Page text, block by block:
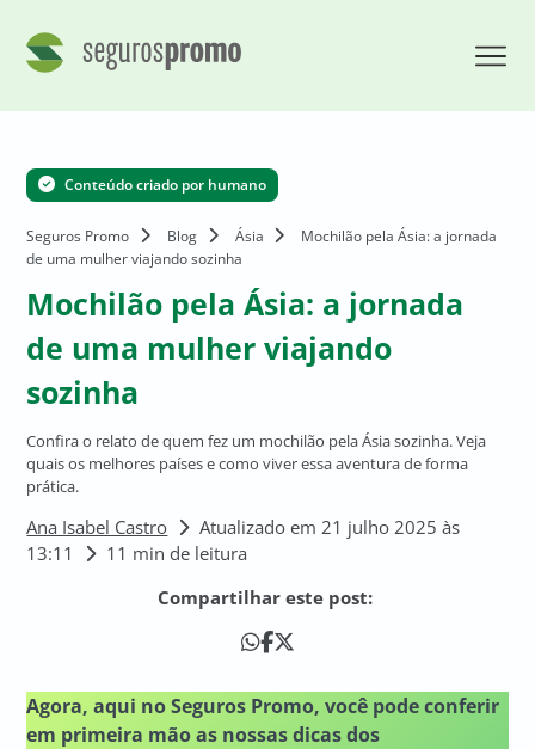
Conteúdo criado por humano
Seguros Promo Blog Ásia
Mochilão pela Ásia: a jornada
de uma mulher viajando sozinha
Mochilão pela Ásia: a jornada
de uma mulher viajando
sozinha
Confira o relato de quem fez um mochilão pela Ásia sozinha. Veja
quais os melhores países e como viver essa aventura de forma
prática.
Ana Isabel Castro
Atualizado em 21 julho 2025 às
13:11
11 min de leitura
Compartilhar este post:
Agora, aqui no Seguros Promo, você pode conferir
em primeira mão as nossas dicas dos